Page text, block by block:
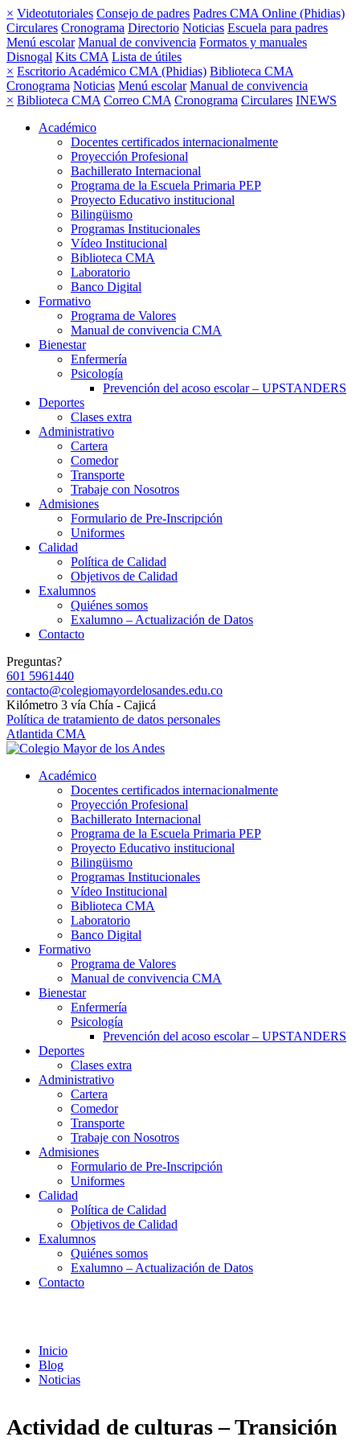
× Videotutoriales Consejo de padres Padres CMA Online (Phidias)
Circulares Cronograma Directorio Noticias Escuela para padres
Menú escolar Manual de convivencia Formatos y manuales
Disnogal Kits CMA Lista de útiles
× Escritorio Académico CMA (Phidias) Biblioteca CMA
Cronograma Noticias Menú escolar Manual de convivencia
× Biblioteca CMA Correo CMA Cronograma Circulares INEWS
Académico
Docentes certificados internacionalmente
Proyección Profesional
Bachillerato Internacional
Programa de la Escuela Primaria PEP
Proyecto Educativo institucional
Bilingüismo
Programas Institucionales
Vídeo Institucional
Biblioteca CMA
Laboratorio
Banco Digital
Formativo
Programa de Valores
Manual de convivencia CMA
Bienestar
Enfermería
Psicología
Prevención del acoso escolar – UPSTANDERS
Deportes
Clases extra
Administrativo
Cartera
Comedor
Transporte
Trabaje con Nosotros
Admisiones
Formulario de Pre-Inscripción
Uniformes
Calidad
Política de Calidad
Objetivos de Calidad
Exalumnos
Quiénes somos
Exalumno – Actualización de Datos
Contacto
Preguntas?
601 5961440
contacto@colegiomayordelosandes.edu.co
Kilómetro 3 vía Chía - Cajicá
Política de tratamiento de datos personales
Atlantida CMA
Académico
Docentes certificados internacionalmente
Proyección Profesional
Bachillerato Internacional
Programa de la Escuela Primaria PEP
Proyecto Educativo institucional
Bilingüismo
Programas Institucionales
Vídeo Institucional
Biblioteca CMA
Laboratorio
Banco Digital
Formativo
Programa de Valores
Manual de convivencia CMA
Bienestar
Enfermería
Psicología
Prevención del acoso escolar – UPSTANDERS
Deportes
Clases extra
Administrativo
Cartera
Comedor
Transporte
Trabaje con Nosotros
Admisiones
Formulario de Pre-Inscripción
Uniformes
Calidad
Política de Calidad
Objetivos de Calidad
Exalumnos
Quiénes somos
Exalumno – Actualización de Datos
Contacto
Inicio
Blog
Noticias
Actividad de culturas – Transición